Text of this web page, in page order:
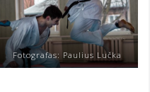
Fotografas: Paulius Lučka